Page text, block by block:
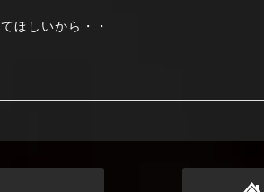
ほしいから・・